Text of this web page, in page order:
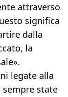
attraverso
significa
dalla
la
legate alla
sempre state